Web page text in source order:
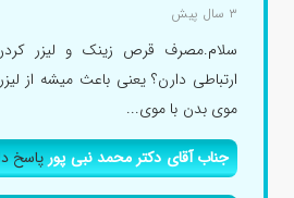
۳ سال پیش
سلام.مصرف قرص زینک و لیزر
ارتباطی دارن؟ یعنی باعث میشه از
موی بدن با موی...
جناب آقای دکتر محمد نبی پورپاسخ